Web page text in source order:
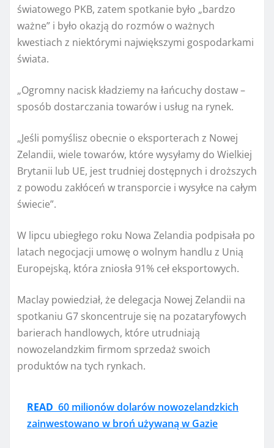
światowego PKB, zatem spotkanie było „bardzo
ważne” i było okazją do rozmów o ważnych
kwestiach z niektórymi największymi gospodarkami
świata.
„Ogromny nacisk kładziemy na łańcuchy dostaw –
sposób dostarczania towarów i usług na rynek.
„Jeśli pomyślisz obecnie o eksporterach z Nowej
Zelandii, wiele towarów, które wysyłamy do Wielkiej
Brytanii lub UE, jest trudniej dostępnych i droższych
z powodu zakłóceń w transporcie i wysyłce na całym
świecie”.
W lipcu ubiegłego roku Nowa Zelandia podpisała po
latach negocjacji umowę o wolnym handlu z Unią
Europejską, która zniosła 91% ceł eksportowych.
Maclay powiedział, że delegacja Nowej Zelandii na
spotkaniu G7 skoncentruje się na pozataryfowych
barierach handlowych, które utrudniają
nowozelandzkim firmom sprzedaż swoich
produktów na tych rynkach.
READ 60 milionów dolarów nowozelandzkich
zainwestowano w broń używaną w Gazie